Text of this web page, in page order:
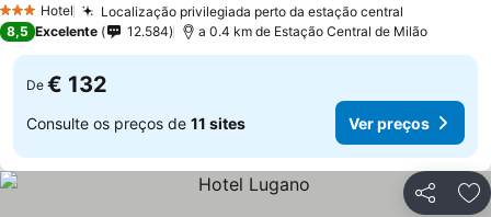
3 EstrelasHotel
Localização privilegiada perto da estação central
8,5 Excelente 12.584 a 0.4 km de Estação Central de Milão
De € 132
Consulte os preços de 11 sites Ver preços
Partilhar